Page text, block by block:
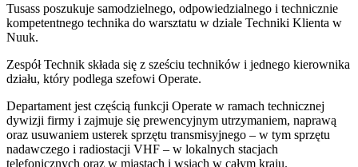
Tusass poszukuje samodzielnego, odpowiedzialnego i technicznie
kompetentnego technika do warsztatu w dziale Techniki Klienta w
Nuuk.
Zespół Technik składa się z sześciu techników i jednego kierownika
działu, który podlega szefowi Operate.
Departament jest częścią funkcji Operate w ramach technicznej
dywizji firmy i zajmuje się prewencyjnym utrzymaniem, naprawą
oraz usuwaniem usterek sprzętu transmisyjnego – w tym sprzętu
nadawczego i radiostacji VHF – w lokalnych stacjach
telefonicznych oraz w miastach i wsiach w całym kraju.